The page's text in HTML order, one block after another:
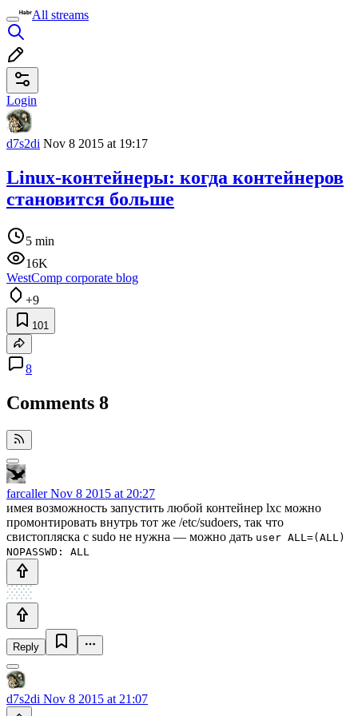
All streams
Login
d7s2di Nov 8 2015 at 19:17
Linux-контейнеры: когда контейнеров
становится больше
5 min
16K
WestComp corporate blog
+9
101
8
Comments 8
farcallerNov 8 2015 at 20:27
имея возможность запустить любой контейнер lxc можно
промонтировать внутрь тот же /etc/sudoers, так что
свистопляска с sudo не нужна — можно дать user ALL=(ALL)
NOPASSWD: ALL
Reply
d7s2di Nov 8 2015 at 21:07